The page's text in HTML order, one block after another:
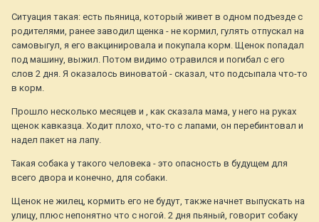
Ситуация такая: есть пьяница, который живет в одном подъезде с
родителями, ранее заводил щенка - не кормил, гулять отпускал на
самовыгул, я его вакцинировала и покупала корм. Щенок попадал
под машину, выжил. Потом видимо отравился и погибал с его
слов 2 дня. Я оказалось виноватой - сказал, что подсыпала что-то
в корм.
Прошло несколько месяцев и , как сказала мама, у него на руках
щенок кавказца. Ходит плохо, что-то с лапами, он перебинтовал и
надел пакет на лапу.
Такая собака у такого человека - это опасность в будущем для
всего двора и конечно, для собаки.
Щенок не жилец, кормить его не будут, также начнет выпускать на
улицу, плюс непонятно что с ногой. 2 дня пьяный, говорит собаку